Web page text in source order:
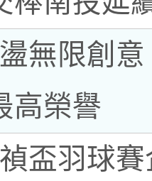
無限創
高榮譽
盃羽球